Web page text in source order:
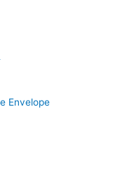
Envelope